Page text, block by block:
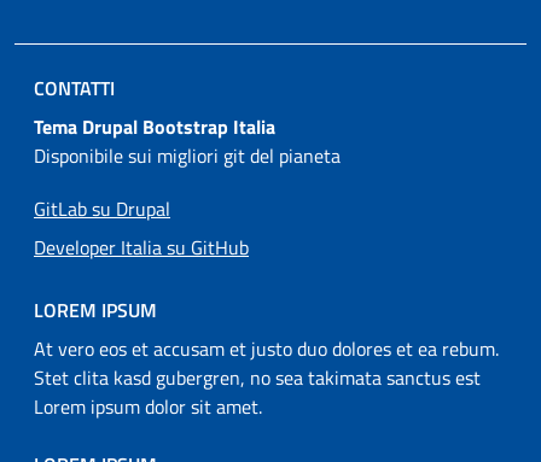
CONTATTI
Tema Drupal Bootstrap Italia
Disponibile sui migliori git del pianeta
GitLab su Drupal
Developer Italia su GitHub
LOREM IPSUM
At vero eos et accusam et justo duo dolores et ea rebum.
Stet clita kasd gubergren, no sea takimata sanctus est
Lorem ipsum dolor sit amet.